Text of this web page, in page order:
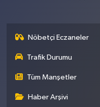
Nöbetçi Eczaneler
Trafik Durumu
Tüm Manşetler
Haber Arşivi